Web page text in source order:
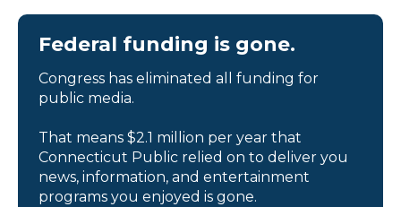
Federal funding is gone.
Congress has eliminated all funding for
public media.
That means $2.1 million per year that
Connecticut Public relied on to deliver you
news, information, and entertainment
programs you enjoyed is gone.